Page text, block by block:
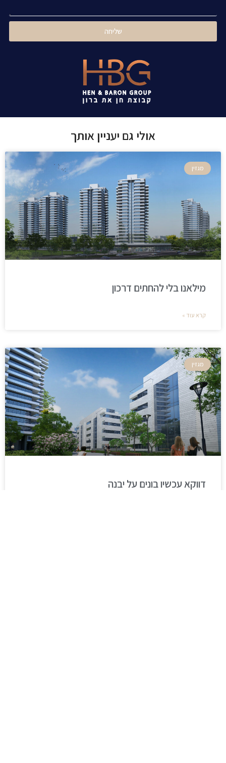
שליחה
אולי גם יעניין אותך
מגזין
מילאנו בלי להחתים דרכון
קרא עוד »
מגזין
דווקא עכשיו בונים על יבנה